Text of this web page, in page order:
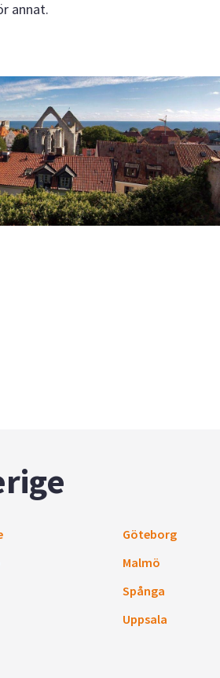
annat.
Göteborg
Malmö
Spånga
Uppsala